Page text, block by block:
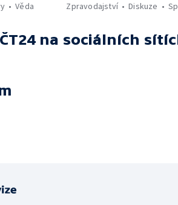
Věda
Zpravodajství
Diskuze
na sociálních